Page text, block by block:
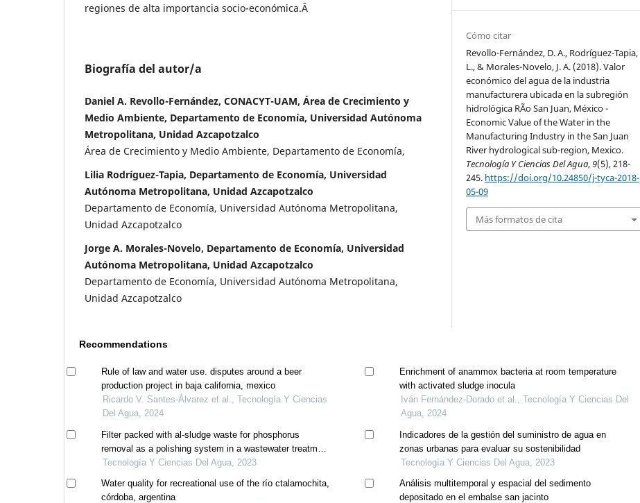
regiones de alta importancia socio-económica.Â
Biografía del autor/a
Daniel A. Revollo-Fernández, CONACYT-UAM, Área de Crecimiento y
Medio Ambiente, Departamento de Economía, Universidad Autónoma
Metropolitana, Unidad Azcapotzalco
Área de Crecimiento y Medio Ambiente, Departamento de Economía,
Lilia Rodríguez-Tapia, Departamento de Economía, Universidad
Autónoma Metropolitana, Unidad Azcapotzalco
Departamento de Economía, Universidad Autónoma Metropolitana,
Unidad Azcapotzalco
Jorge A. Morales-Novelo, Departamento de Economía, Universidad
Autónoma Metropolitana, Unidad Azcapotzalco
Departamento de Economía, Universidad Autónoma Metropolitana,
Unidad Azcapotzalco
Cómo citar
Revollo-Fernández, D. A., Rodríguez-Tapia,
L., & Morales-Novelo, J. A. (2018). Valor
económico del agua de la industria
manufacturera ubicada en la subregión
hidrológica RÃ­o San Juan, México -
Economic Value of the Water in the
Manufacturing Industry in the San Juan
River hydrological sub-region, Mexico.
Tecnología Y Ciencias Del Agua, 9(5), 218-
245. https://doi.org/10.24850/j-tyca-2018-
05-09
Más formatos de cita
Recommendations
Rule of law and water use. disputes around a beer
production project in baja california, mexico
Ricardo V. Santes-Álvarez et al., Tecnología Y Ciencias
Del Agua, 2024
Filter packed with al-sludge waste for phosphorus
removal as a polishing system in a wastewater treatment
plant
Tecnología Y Ciencias Del Agua, 2023
Water quality for recreational use of the río ctalamochita,
córdoba, argentina
Enrichment of anammox bacteria at room temperature
with activated sludge inocula
Iván Fernández-Dorado et al., Tecnología Y Ciencias Del
Agua, 2024
Indicadores de la gestión del suministro de agua en
zonas urbanas para evaluar su sostenibilidad
Tecnología Y Ciencias Del Agua, 2023
Análisis multitemporal y espacial del sedimento
depositado en el embalse san jacinto